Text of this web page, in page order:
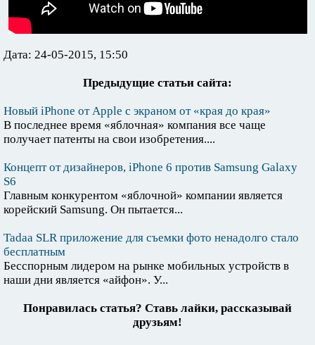
Дата: 24-05-2015, 15:50
Предыдущие статьи сайта:
Новый iPhone от Apple с экраном от «края до края»
В последнее время «яблочная» компания все чаще
получает патенты на свои изобретения....
Концепт от дизайнеров, iPhone 6 против Samsung Galaxy
S6
Главным конкурентом «яблочной» компании является
корейский Samsung. Он пытается...
Tadaa SLR приложение для съемки фото ненадолго стало
бесплатным
Бесспорным лидером на рынке мобильных устройств в
наши дни является «айфон». У...
Понравилась статья? Ставь лайки, рассказывай
друзьям!